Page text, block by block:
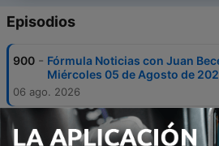
Episodios
900 - Fórmula Noticias con Juan
Miércoles 05 de Agosto de
06 ago. 2026
899
Fórmula Noticias con Juan
Martes 04 de Agosto de 2026